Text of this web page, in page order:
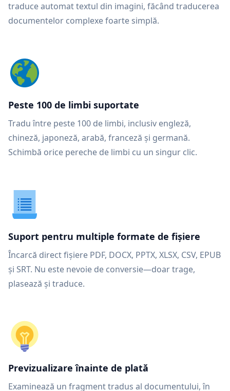
traduce automat textul din imagini, făcând traducerea
documentelor complexe foarte simplă.
Peste 100 de limbi suportate
Tradu între peste 100 de limbi, inclusiv engleză,
chineză, japoneză, arabă, franceză și germană.
Schimbă orice pereche de limbi cu un singur clic.
Suport pentru multiple formate de fișiere
Încarcă direct fișiere PDF, DOCX, PPTX, XLSX, CSV, EPUB
și SRT. Nu este nevoie de conversie—doar trage,
plasează și traduce.
Previzualizare înainte de plată
Examinează un fragment tradus al documentului, în